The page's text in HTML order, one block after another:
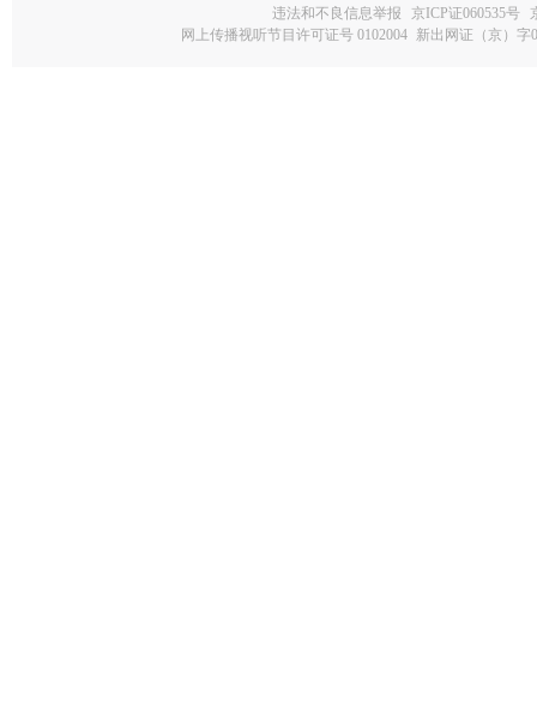
违法和不良信息举报 京ICP证060535号
网上传播视听节目许可证号 0102004 新出网证（京）